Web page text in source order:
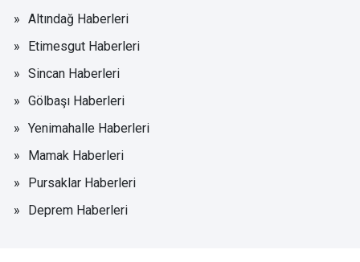
Altındağ Haberleri
Etimesgut Haberleri
Sincan Haberleri
Gölbaşı Haberleri
Yenimahalle Haberleri
Mamak Haberleri
Pursaklar Haberleri
Deprem Haberleri